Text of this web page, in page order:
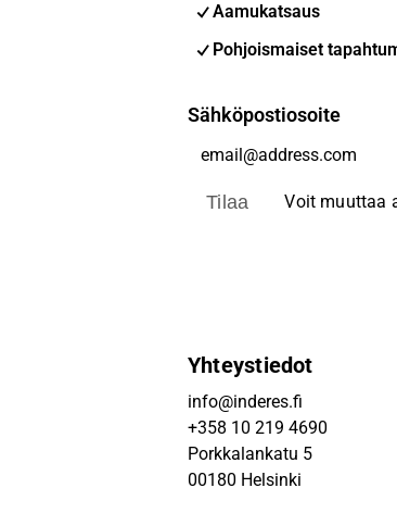
Aamukatsaus
Pohjoismaiset
Sähköpostiosoite
Tilaa Voit muuttaa
Yhteystiedot
info@inderes.fi
+358 10 219 4690
Porkkalankatu 5
00180 Helsinki